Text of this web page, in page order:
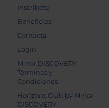
Inscríbete
Beneficios
Contacta
Login
Minor DISCOVERY
Términos y
Condiciones
Horizons Club by Minor
DISCOVERY